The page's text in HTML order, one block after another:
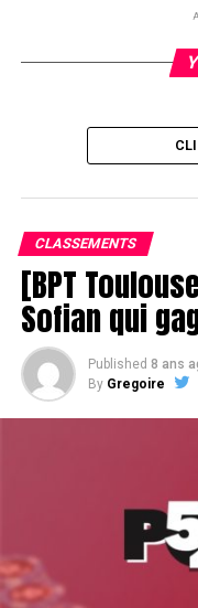
Fin du Day 2 du 2
embuscade.
DON'T MISS
Le dernier italien rend
Benyamine survit
CLASSEMENTS
[BPT
Sofian qui
Published 8 ans
By Gregoire